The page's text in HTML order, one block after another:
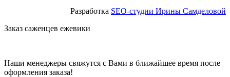
Разработка SEO-студии Ирины Самделовой
Заказ саженцев ежевики
Наши менеджеры свяжутся с Вами в ближайшее время после
оформления заказа!